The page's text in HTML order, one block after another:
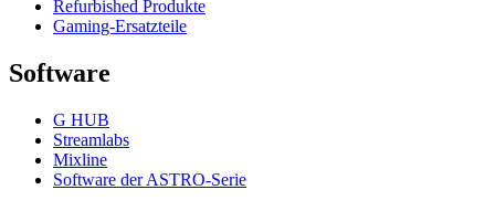
Refurbished Produkte
Gaming-Ersatzteile
Software
G HUB
Streamlabs
Mixline
Software der ASTRO-Serie